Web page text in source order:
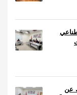
عن